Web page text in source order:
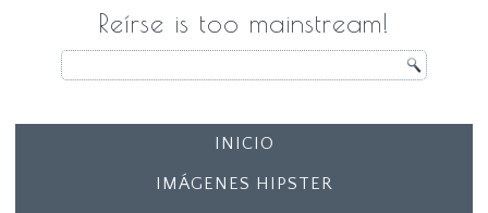
Reírse is too mainstream!
INICIO
IMÁGENES HIPSTER